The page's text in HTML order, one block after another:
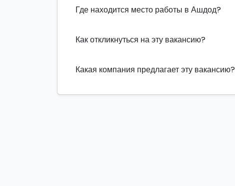
Где находится место работы в Ашдод?
Как откликнуться на эту вакансию?
Какая компания предлагает эту вакансию?